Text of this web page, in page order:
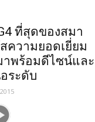
ที่สุดของสมา
ความยอดเยี่ยม
พร้อมดีไซน์และ
ระดับ